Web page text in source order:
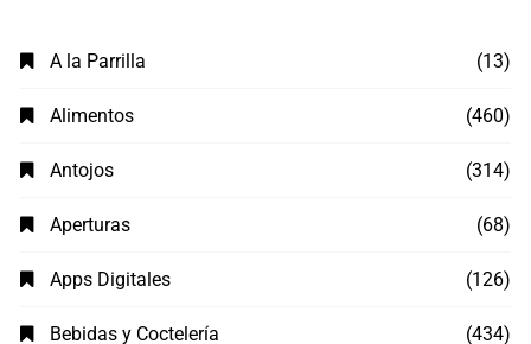
A la Parrilla (13)
Alimentos (460)
Antojos (314)
Aperturas (68)
Apps Digitales (126)
Bebidas y Coctelería (434)